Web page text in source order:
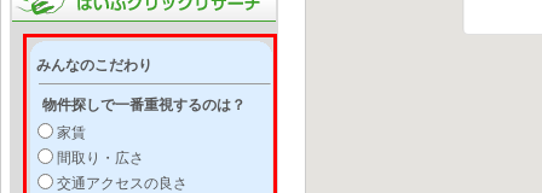
みんなのこだわり
物件探しで一番重視するのは？
家賃
間取り・広さ
交通アクセスの良さ